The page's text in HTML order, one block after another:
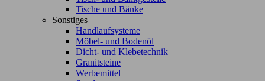
Tische und Bänke
Sonstiges
Handlaufsysteme
Möbel- und Bodenöl
Dicht- und Klebetechnik
Granitsteine
Werbemittel